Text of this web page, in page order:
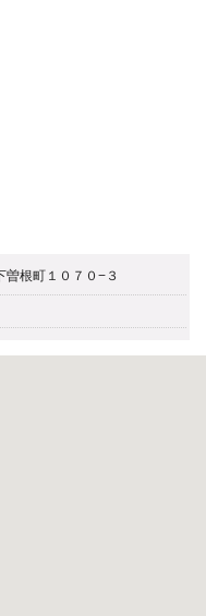
曽根町１０７０−３